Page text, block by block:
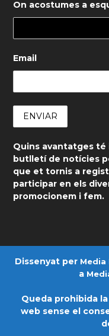
On acostumes a
Email
Quins avantatges té
butlletí de notícies
que et tornis a
participar en els
promocionem i fem.
Dissenyat per Media
a
Queda prohibida
web sense el